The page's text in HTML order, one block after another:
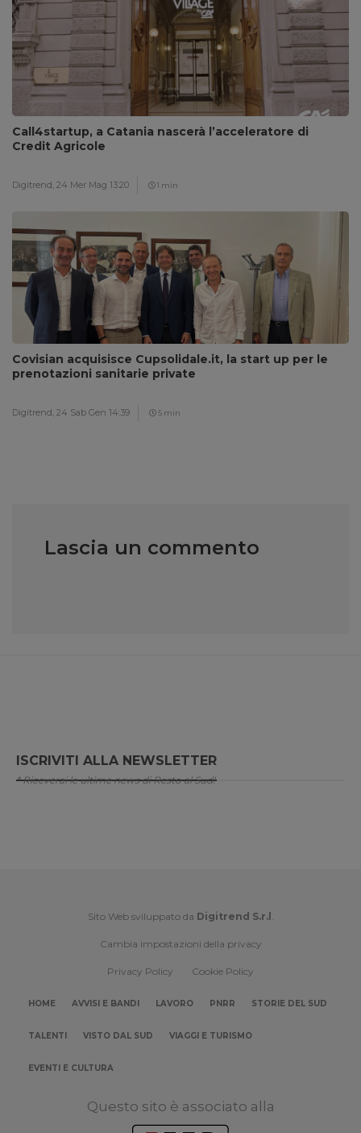
Call4startup, a Catania nascerà l’acceleratore di
Credit Agricole
Digitrend, 24 Mer Mag 13:20 1 min
Covisian acquisisce Cupsolidale.it, la start up per le
prenotazioni sanitarie private
Digitrend, 24 Sab Gen 14:39 5 min
Lascia un commento
ISCRIVITI ALLA NEWSLETTER
* Riceverai le ultime news di Resto al Sud!
Sito Web sviluppato da Digitrend S.r.l .
Cambia impostazioni della privacy
Privacy Policy Cookie Policy
HOME AVVISI E BANDI LAVORO PNRR STORIE DEL SUD
TALENTI VISTO DAL SUD VIAGGI E TURISMO
EVENTI E CULTURA
Questo sito è associato alla